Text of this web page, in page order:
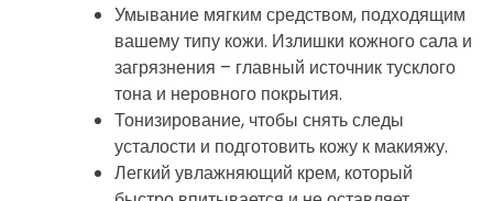
Умывание мягким средством, подходящим
вашему типу кожи. Излишки кожного сала и
загрязнения – главный источник тусклого
тона и неровного покрытия.
Тонизирование, чтобы снять следы
усталости и подготовить кожу к макияжу.
Легкий увлажняющий крем, который